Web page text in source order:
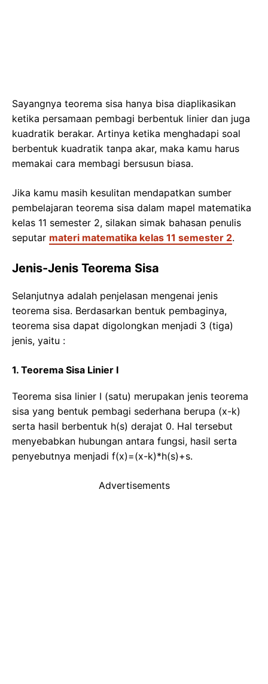
Sayangnya teorema sisa hanya bisa diaplikasikan
ketika persamaan pembagi berbentuk linier dan juga
kuadratik berakar. Artinya ketika menghadapi soal
berbentuk kuadratik tanpa akar, maka kamu harus
memakai cara membagi bersusun biasa.
Jika kamu masih kesulitan mendapatkan sumber
pembelajaran teorema sisa dalam mapel matematika
kelas 11 semester 2, silakan simak bahasan penulis
seputar materi matematika kelas 11 semester 2.
Jenis-Jenis Teorema Sisa
Selanjutnya adalah penjelasan mengenai jenis
teorema sisa. Berdasarkan bentuk pembaginya,
teorema sisa dapat digolongkan menjadi 3 (tiga)
jenis, yaitu :
1. Teorema Sisa Linier I
Teorema sisa linier I (satu) merupakan jenis teorema
sisa yang bentuk pembagi sederhana berupa (x-k)
serta hasil berbentuk h(s) derajat 0. Hal tersebut
menyebabkan hubungan antara fungsi, hasil serta
penyebutnya menjadi f(x)=(x-k)*h(s)+s.
Advertisements